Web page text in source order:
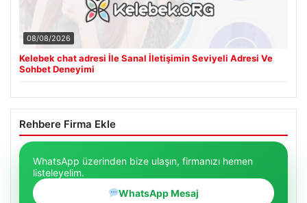
08/08/2026
Kelebek chat adresi İle Sanal İletişimin Seviyeli Adresi Ve
Sohbet Deneyimi
Rehbere Firma Ekle
WhatsApp üzerinden bize ulaşın, firmanızı hemen
listeleyelim.
WhatsApp Mesaj